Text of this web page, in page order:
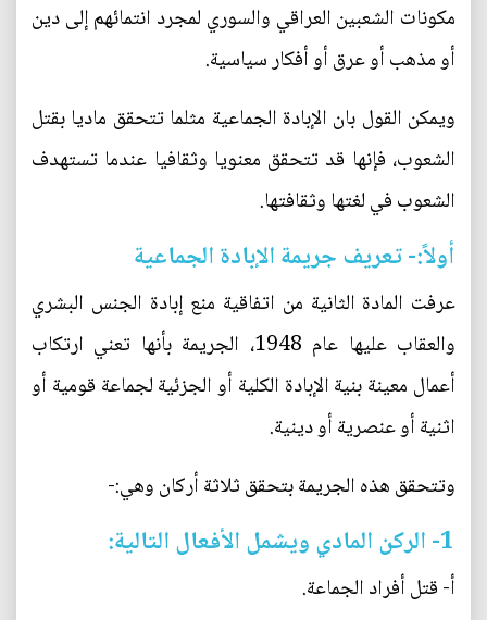
مكونات الشعبين العراقي والسوري لمجرد انتمائهم إلى دين
أو مذهب أو عرق أو أفكار سياسية.
ويمكن القول بان الإبادة الجماعية مثلما تتحقق ماديا بقتل
الشعوب، فإنها قد تتحقق معنويا وثقافيا عندما تستهدف
الشعوب في لغتها وثقافتها.
أولاً:- تعريف جريمة الإبادة الجماعية
عرفت المادة الثانية من اتفاقية منع إبادة الجنس البشري
والعقاب عليها عام 1948، الجريمة بأنها تعني ارتكاب
أعمال معينة بنية الإبادة الكلية أو الجزئية لجماعة قومية أو
اثنية أو عنصرية أو دينية.
وتتحقق هذه الجريمة بتحقق ثلاثة أركان وهي:-
1- الركن المادي ويشمل الأفعال التالية:
أ‌- قتل أفراد الجماعة.